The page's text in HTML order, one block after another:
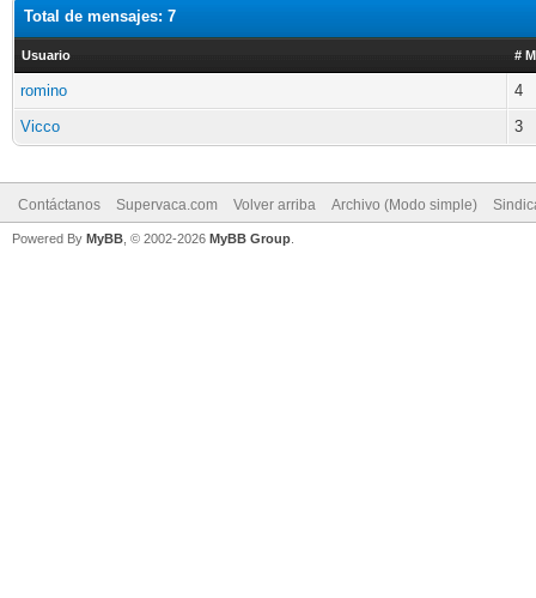
Total de mensajes: 7
Usuario #
romino
4
Vicco
3
Contáctanos Supervaca.com Volver arriba Archivo (Modo simple)
Powered By MyBB , © 2002-2026 MyBB Group